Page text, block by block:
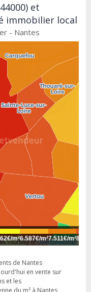
et
immobilier local
- Nantes
courtesy ofOpenStreetMap
m²6.587€/m²7.511€/m²
de Nantes
en vente sur
et les
du m² à Nantes